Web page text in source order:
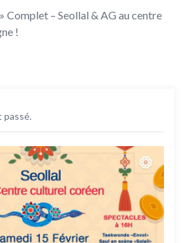
»Complet – Seollal & AG au centre
!